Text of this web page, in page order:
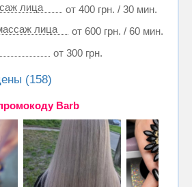
лица
от 400 грн. / 30 мин.
лица
от 600 грн. / 60 мин.
от 300 грн.
(158)
Barb